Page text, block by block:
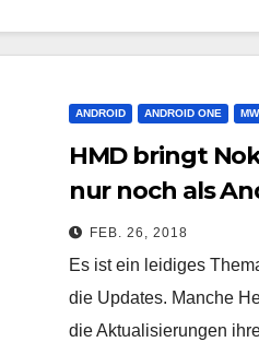
ANDROID ANDROID ONE
HMD bringt
nur noch als
FEB. 26, 2018
Es ist ein leidiges
die Updates. Manche
die Aktualisierungen